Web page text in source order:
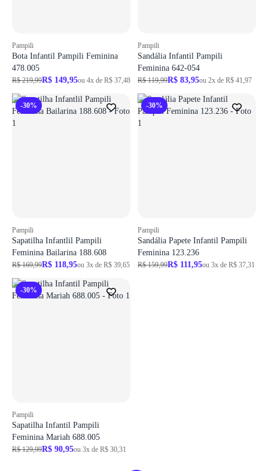
Pampili
Bota Infantil Pampili Feminina
478.005
R$ 219,99R$ 149,95ou 4x de R$ 37,48
Pampili
Sandália Infantil Pampili
Feminina 642-054
R$ 119,99R$ 83,95ou 2x de R$ 41,97
-30%
Pampili
Sapatilha Infantlil Pampili
Feminina Bailarina 188.608
R$ 169,99R$ 118,95ou 3x de R$ 39,65
-30%
Pampili
Sandália Papete Infantil Pampili
Feminina 123.236
R$ 159,99R$ 111,95ou 3x de R$ 37,31
-30%
Pampili
Sapatilha Infantil Pampili
Feminina Mariah 688.005
R$ 129,99R$ 90,95ou 3x de R$ 30,31